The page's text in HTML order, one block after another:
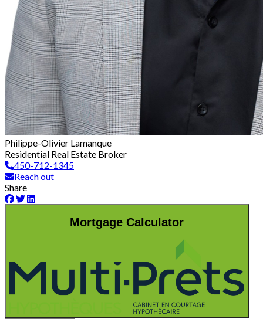
Philippe-Olivier Lamanque
Residential Real Estate Broker
450-712-1345
Reach out
Share
Mortgage Calculator